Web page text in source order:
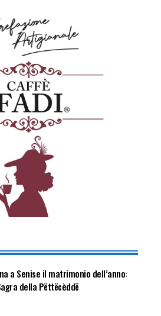
a Senise il matrimonio dell’anno:
della Pëttëcèddë